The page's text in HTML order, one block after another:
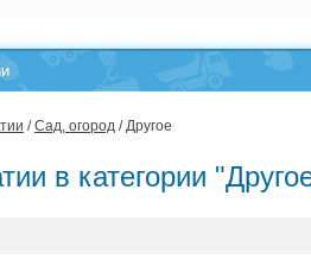
/Сад, огород / Другое
в категории